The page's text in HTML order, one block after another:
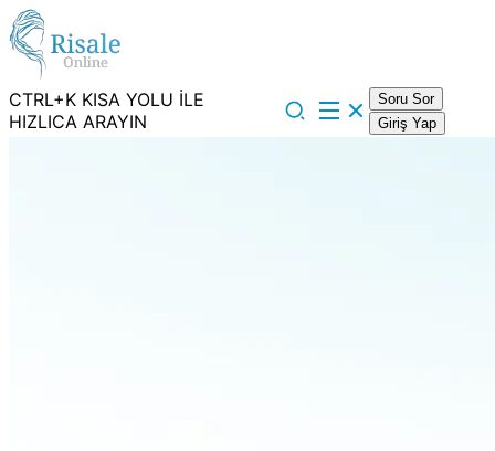
CTRL+K KISA YOLU İLE
HIZLICA ARAYIN
Soru Sor
Giriş Yap